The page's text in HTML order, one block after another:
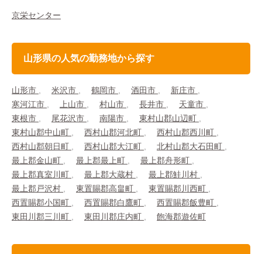
京栄センター
山形県の人気の勤務地から探す
山形市 米沢市 鶴岡市 酒田市
新庄市
寒河江市
上山市 村山市 長井市
天童市
東根市
尾花沢市 南陽市
東村山郡山辺町
東村山郡中山町
西村山郡河北町
西村山郡西川町
西村山郡朝日町
西村山郡大江町
北村山郡大石田町
最上郡金山町
最上郡最上町
最上郡舟形町
最上郡真室川町
最上郡大蔵村
最上郡鮭川村
最上郡戸沢村
東置賜郡高畠町
東置賜郡川西町
西置賜郡小国町
西置賜郡白鷹町
西置賜郡飯豊町
東田川郡三川町
東田川郡庄内町 飽海郡遊佐町